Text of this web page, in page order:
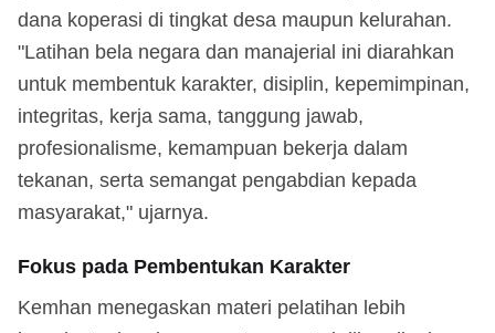
dana koperasi di tingkat desa maupun kelurahan.
"Latihan bela negara dan manajerial ini diarahkan
untuk membentuk karakter, disiplin, kepemimpinan,
integritas, kerja sama, tanggung jawab,
profesionalisme, kemampuan bekerja dalam
tekanan, serta semangat pengabdian kepada
masyarakat," ujarnya.
Fokus pada Pembentukan Karakter
Kemhan menegaskan materi pelatihan lebih